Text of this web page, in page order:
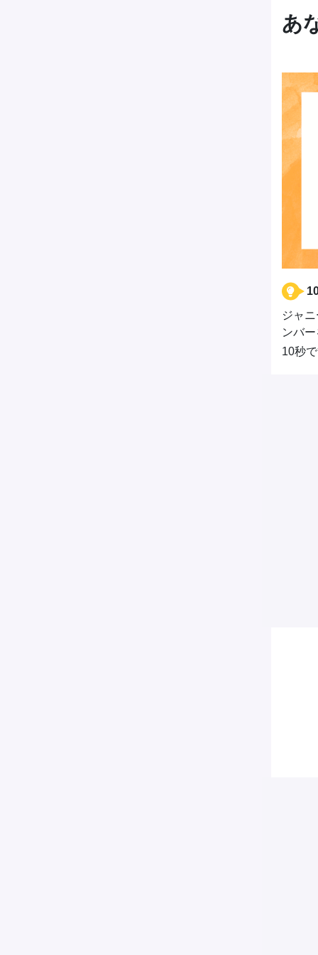
あ
ジャ
ンバ
10秒